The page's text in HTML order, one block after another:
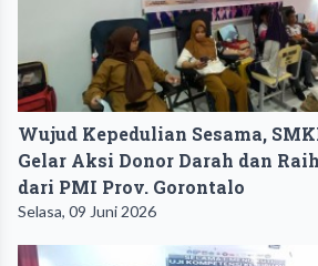
Wujud Kepedulian Sesama,
Gelar Aksi Donor Darah dan
dari PMI Prov. Gorontalo
Selasa, 09 Juni 2026